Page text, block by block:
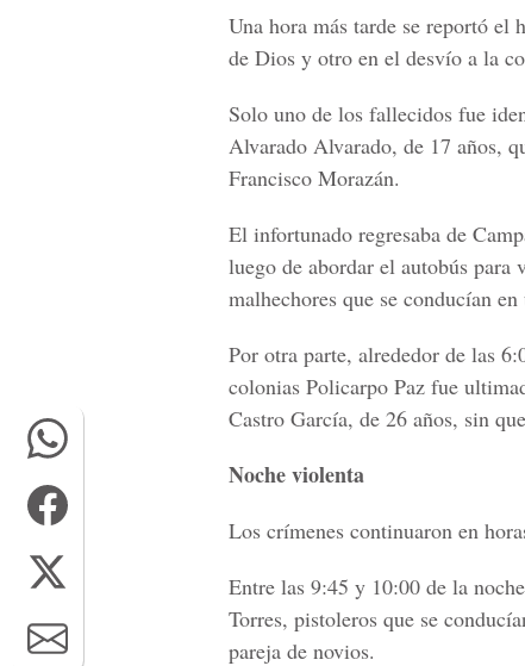
Una hora más tarde se reportó el
de Dios y otro en el desvío a la
Solo uno de los fallecidos fue
Alvarado Alvarado, de 17 años,
Francisco Morazán.
El infortunado regresaba de
luego de abordar el autobús
malhechores que se conducían
Por otra parte, alrededor de las
colonias Policarpo Paz fue
Castro García, de 26 años, sin
Noche violenta
Los crímenes continuaron en
Entre las 9:45 y 10:00 de la
Torres, pistoleros que se
pareja de novios.